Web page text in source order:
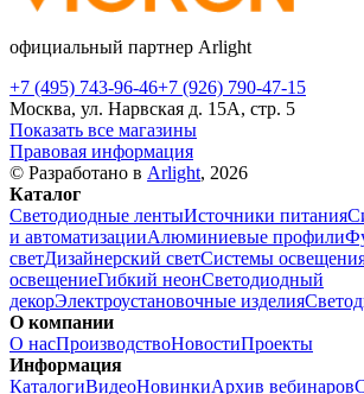
официальный партнер Arlight
+7 (495) 743-96-46+7 (926) 790-47-15
Москва, ул. Нарвская д. 15А, стр. 5
Показать все магазины
Правовая информация
© Разработано в Arlight, 2026
Каталог
Светодиодные лентыИсточники питания
и автоматизацииАлюминиевые профили
светДизайнерский светСистемы
освещениеГибкий неонСветодиодный
декорЭлектроустановочные изделия
О компании
О насПроизводствоНовостиПроекты
Информация
КаталогиВидеоНовинкиАрхив вебинаров